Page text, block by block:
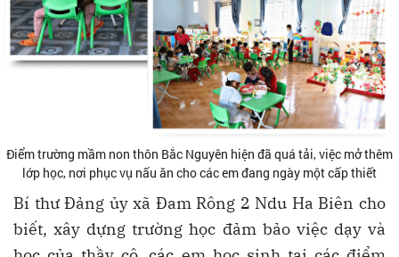
Điểm trường mầm non thôn Bắc Nguyên hiện đã quá tải, việc mở thêm
lớp học, nơi phục vụ nấu ăn cho các em đang ngày một cấp thiết
Bí thư Đảng ủy xã Đam Rông 2 Ndu Ha Biên cho
biết, xây dựng trường học đảm bảo việc dạy và